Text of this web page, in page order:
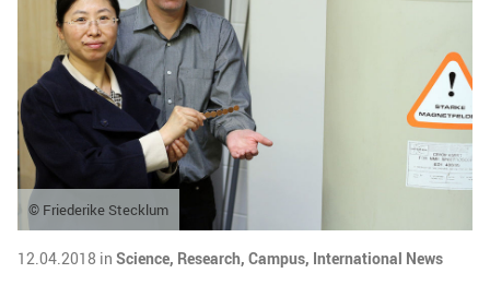
© Friederike Stecklum
12.04.2018 in Science, Research, Campus, International News